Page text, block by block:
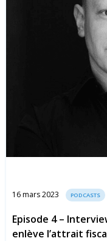
16 mars 2023 PODCASTS
Episode 4 –
enlève l’attrait